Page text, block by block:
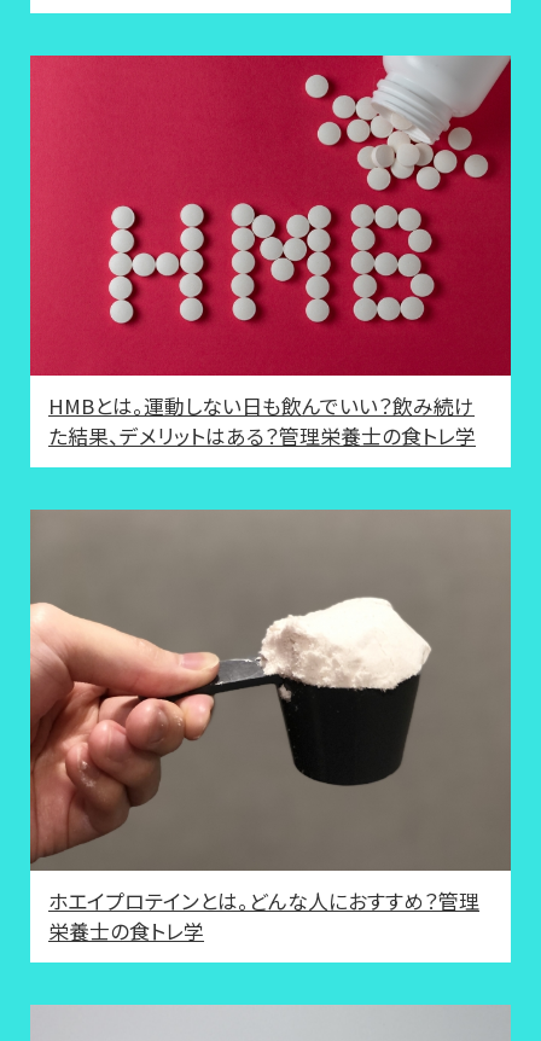
HMBとは。運動しない日も飲んでいい？飲み続け
た結果、デメリットはある？管理栄養士の食トレ学
ホエイプロテインとは。どんな人におすすめ？管理
栄養士の食トレ学